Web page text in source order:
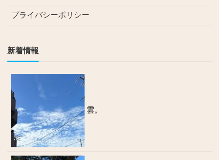
プライバシーポリシー
新着情報
雲。